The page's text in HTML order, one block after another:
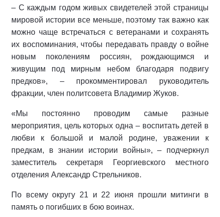
– С каждым годом живых свидетелей этой страницы
мировой истории все меньше, поэтому так важно как
можно чаще встречаться с ветеранами и сохранять
их воспоминания, чтобы передавать правду о войне
новым поколениям россиян, рождающимся и
живущим под мирным небом благодаря подвигу
предков», – прокомментировал руководитель
фракции, член политсовета Владимир Жуков.
«Мы постоянно проводим самые разные
мероприятия, цель которых одна – воспитать детей в
любви к большой и малой родине, уважении к
предкам, в знании истории войны», – подчеркнул
заместитель секретаря Георгиевского местного
отделения Александр Стрельников.
По всему округу 21 и 22 июня прошли митинги в
память о погибших в бою воинах.